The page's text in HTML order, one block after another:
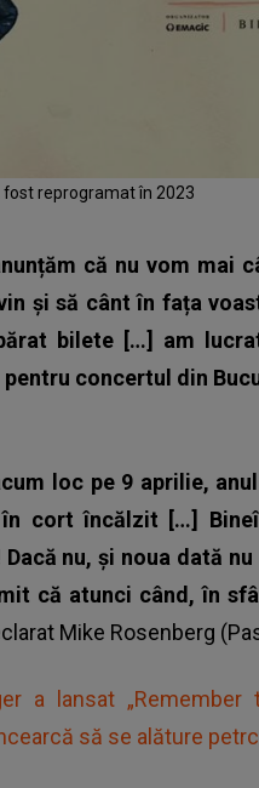
reprogramat în 2023
că nu vom mai
și să cânt în fața
bilete […] am
concertul din
loc pe 9 aprilie,
în cort încălzit […]
nu, și noua dată
că atunci când, în
Mike Rosenberg
a lansat
să se alăture